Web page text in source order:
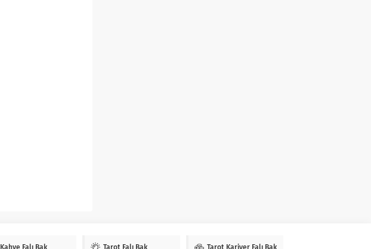
Kahve Falı Bak Tarot Falı Bak Tarot Kariyer Falı Bak